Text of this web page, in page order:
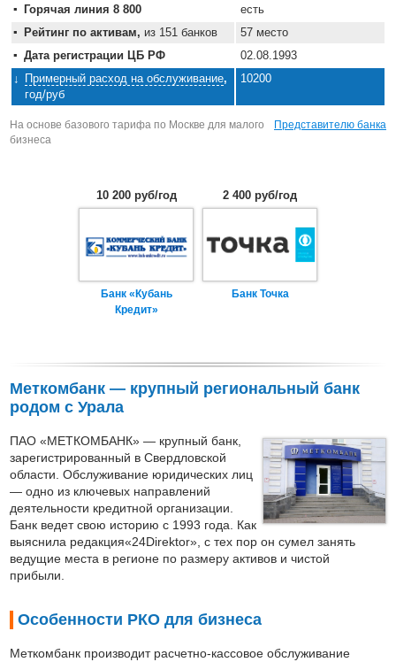
Горячая линия 8 800
есть
Рейтинг по активам, из 151 банков
57 место
Дата регистрации ЦБ РФ
02.08.1993
Примерный расход на обслуживание,
год/руб
10200
На основе базового тарифа по Москве для малого
бизнеса
Представителю банка
10 200 руб/год
Банк «Кубань
Кредит»
2 400 руб/год
Банк Точка
Меткомбанк — крупный региональный банк
родом с Урала
ПАО «МЕТКОМБАНК» — крупный банк,
зарегистрированный в Свердловской
области. Обслуживание юридических лиц
— одно из ключевых направлений
деятельности кредитной организации.
Банк ведет свою историю с 1993 года. Как
выяснила редакция«24Direktor», с тех пор он сумел занять
ведущие места в регионе по размеру активов и чистой
прибыли.
Особенности РКО для бизнеса
Меткомбанк производит расчетно-кассовое обслуживание